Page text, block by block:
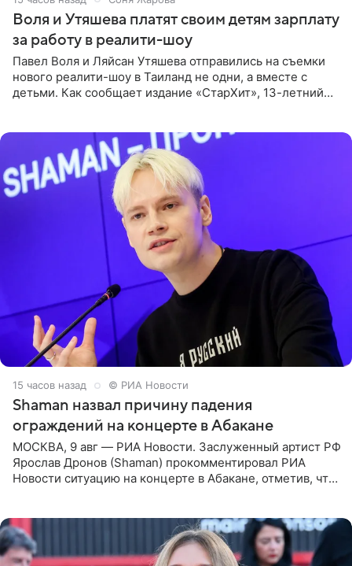
Воля и Утяшева платят своим детям зарплату
за работу в реалити-шоу
Павел Воля и Ляйсан Утяшева отправились на съемки
нового реалити-шоу в Таиланд не одни, а вместе с
детьми. Как сообщает издание «СтарХит», 13-летний
15 часов назад © РИА Новости
Shaman назвал причину падения
ограждений на концерте в Абакане
МОСКВА, 9 авг — РИА Новости. Заслуженный артист РФ
Ярослав Дронов (Shaman) прокомментировал РИА
Новости ситуацию на концерте в Абакане, отметив, что